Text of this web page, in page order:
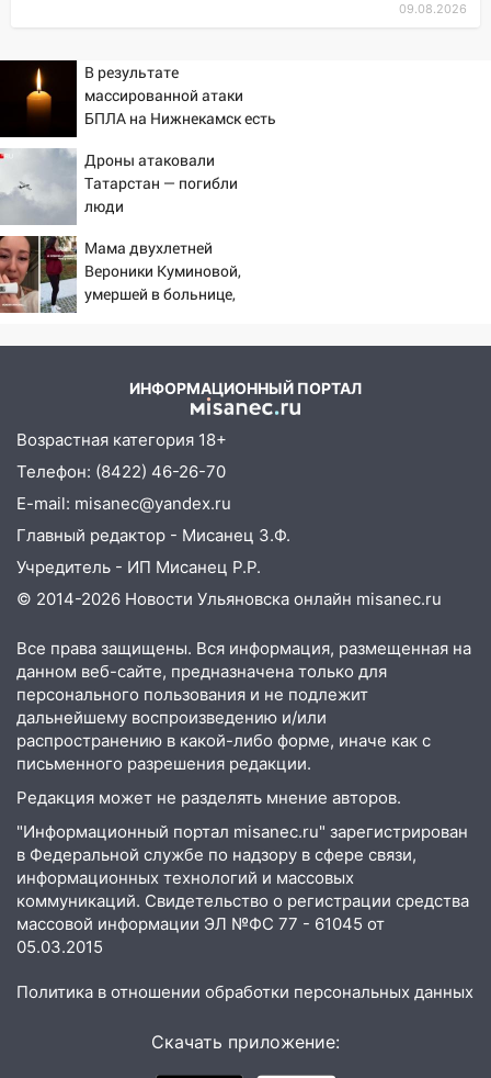
11:55
Соцсети: светофор упал на
машину во время сильного ливня в
Ульяновске
11:00
В Ульяновской области люди в
СНТ сидят без света
10:13
Прокуратура подвела итоги
недели в Ульяновской области
09:18
Из-за ливня заблокировано
Ураган, изнасилование ребенка,
автоподставы и атака беспилотников:
важные итоги прошедшей недели в
Ульяновской области
08:20
В Ульяновске восстановили
трамвайную и троллейбусную
инфраструктуру после шторма
08:19 Внимание! В Цильнинском районе
пропал 67-летний мужчина
08:11 На Ульяновск снова надвигается
непогода
07:30 Евро-3 вместо Евро-5: что
означают классы бензина и можно ли
заливать «старое» топливо в
современные автомобили
06:30
Какая погода будет в Ульяновской
области днем 9 августа
05:05 День, когда всё может
измениться: гороскоп на 9 августа —
три знака получат шанс, который нельзя
упустить
08.08.2026
Волге перевернулась лодка
09.08.2026
В результате
массированной атаки
БПЛА на Нижнекамск есть
Дроны атаковали
Татарстан — погибли
люди
Мама двухлетней
Вероники Куминовой,
умершей в больнице,
ИНФОРМАЦИОННЫЙ ПОРТАЛ
Возрастная категория 18+
Телефон: (8422) 46-26-70
E-mail: misanec@yandex.ru
Главный редактор - Мисанец З.Ф.
Учредитель - ИП Мисанец Р.Р.
© 2014-2026 Новости Ульяновска онлайн misanec.ru
Все права защищены. Вся информация, размещенная на
данном веб-сайте, предназначена только для
персонального пользования и не подлежит
дальнейшему воспроизведению и/или
распространению в какой-либо форме, иначе как с
письменного разрешения редакции.
Редакция может не разделять мнение авторов.
"Информационный портал misanec.ru" зарегистрирован
в Федеральной службе по надзору в сфере связи,
информационных технологий и массовых
коммуникаций. Свидетельство о регистрации средства
массовой информации ЭЛ №ФС 77 - 61045 от
05.03.2015
Политика в отношении обработки персональных данных
Скачать приложение: